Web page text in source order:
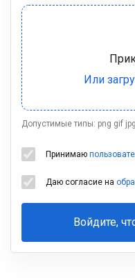
Допустимые типы: png gif
Принимаю
Даю согласие на
Войдите,
Ваша